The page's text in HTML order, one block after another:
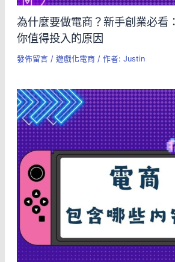
為什麼要做電商？新手創業必看
你值得投入的原因
發佈留言 / 遊戲化電商 / 作者: Justin